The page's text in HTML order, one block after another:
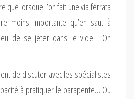
que lorsque l’on fait une via ferrata
moins importante qu’en saut à
lieu de se jeter dans le vide… On
de discuter avec les spécialistes
à pratiquer le parapente… Ou